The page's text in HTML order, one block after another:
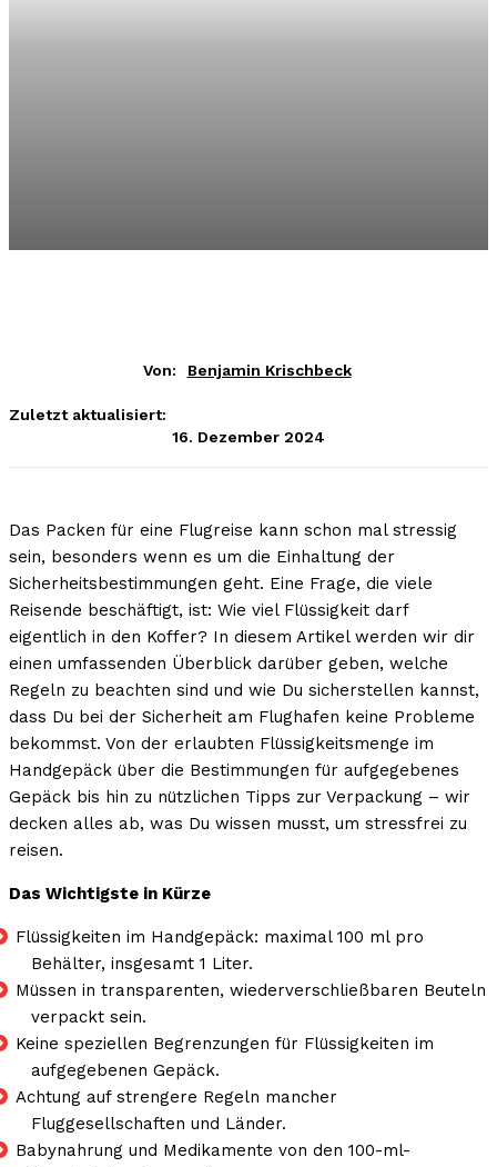
Von: Benjamin Krischbeck
Zuletzt aktualisiert:
16. Dezember 2024
Das Packen für eine Flugreise kann schon mal stressig
sein, besonders wenn es um die Einhaltung der
Sicherheitsbestimmungen geht. Eine Frage, die viele
Reisende beschäftigt, ist: Wie viel Flüssigkeit darf
eigentlich in den Koffer? In diesem Artikel werden wir dir
einen umfassenden Überblick darüber geben, welche
Regeln zu beachten sind und wie Du sicherstellen kannst,
dass Du bei der Sicherheit am Flughafen keine Probleme
bekommst. Von der erlaubten Flüssigkeitsmenge im
Handgepäck über die Bestimmungen für aufgegebenes
Gepäck bis hin zu nützlichen Tipps zur Verpackung – wir
decken alles ab, was Du wissen musst, um stressfrei zu
reisen.
Das Wichtigste in Kürze
Flüssigkeiten im Handgepäck: maximal 100 ml pro
Behälter, insgesamt 1 Liter.
Müssen in transparenten, wiederverschließbaren Beuteln
verpackt sein.
Keine speziellen Begrenzungen für Flüssigkeiten im
aufgegebenen Gepäck.
Achtung auf strengere Regeln mancher
Fluggesellschaften und Länder.
Babynahrung und Medikamente von den 100-ml-